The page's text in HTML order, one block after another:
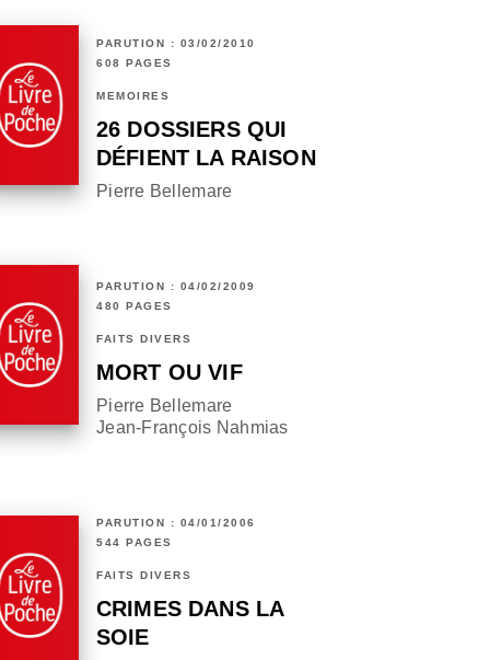
PARUTION : 03/02/2010
608 PAGES
MÉMOIRES
26 DOSSIERS QUI
DÉFIENT LA RAISON
Pierre Bellemare
PARUTION : 04/02/2009
480 PAGES
FAITS DIVERS
MORT OU VIF
Pierre Bellemare
Jean-François Nahmias
PARUTION : 04/01/2006
544 PAGES
FAITS DIVERS
CRIMES DANS LA
SOIE